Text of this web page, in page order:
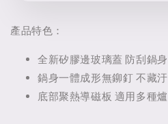
產品特色：
全新矽膠邊玻璃蓋 防刮鍋身
鍋身一體成形無鉚釘 不藏汙
底部聚熱導磁板 適用多種